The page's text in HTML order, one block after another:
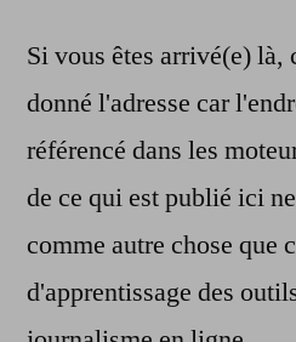
Si vous êtes arrivé(e) là,
donné l'adresse car
référencé dans les
de ce qui est publié ici
comme autre chose que
d'apprentissage des